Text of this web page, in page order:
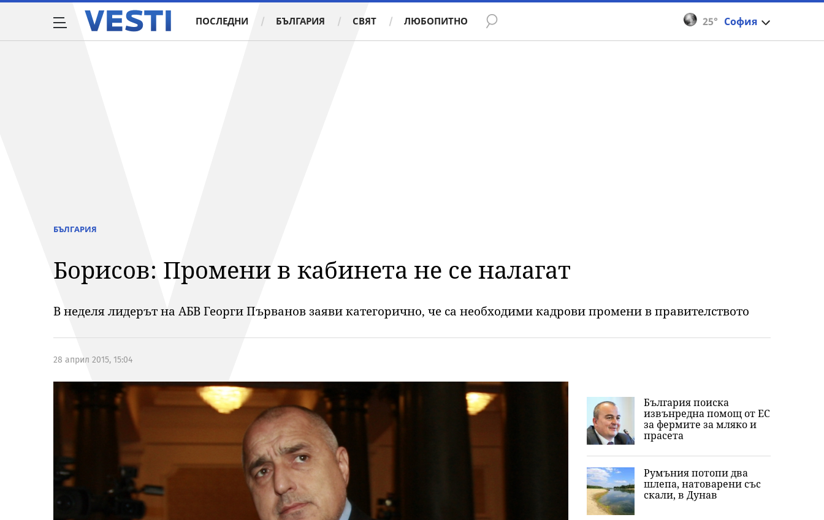
25° София
ПОСЛЕДНИ БЪЛГАРИЯ СВЯТ ЛЮБОПИТНО
БЪЛГАРИЯ
Борисов: Промени в кабинета не се налагат
В неделя лидерът на АБВ Георги Първанов заяви категорично, че са необходими кадрови промени в правителството
28 април 2015, 15:04
България поиска
извънредна помощ от ЕС
за фермите за мляко и
прасета
Румъния потопи два
шлепа, натоварени със
скали, в Дунав